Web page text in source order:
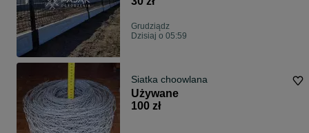
Grudziądz
Dzisiaj o 05:59
Siatka choowlana
Używane
100 zł